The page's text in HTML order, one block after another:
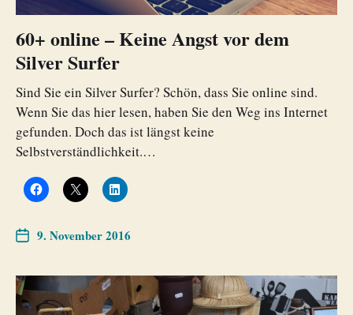
60+ online – Keine Angst vor dem
Silver Surfer
Sind Sie ein Silver Surfer? Schön, dass Sie online sind.
Wenn Sie das hier lesen, haben Sie den Weg ins Internet
gefunden. Doch das ist längst keine
Selbstverständlichkeit.…
9. November 2016